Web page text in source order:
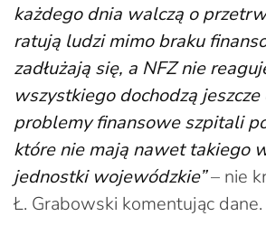
każdego dnia walczą o
ratują ludzi mimo braku
zadłużają się, a NFZ nie
wszystkiego dochodzą
problemy finansowe szpitali
które nie mają nawet takiego
jednostki wojewódzkie”– nie
Ł. Grabowski komentując dane.